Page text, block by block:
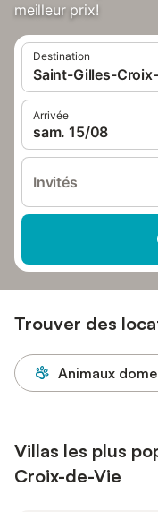
meilleur prix!
Destination
Saint-Gilles-
Arrivée
sam. 15/08
Invités
Trouver des
Animaux
Villas les plus
Croix-de-Vie